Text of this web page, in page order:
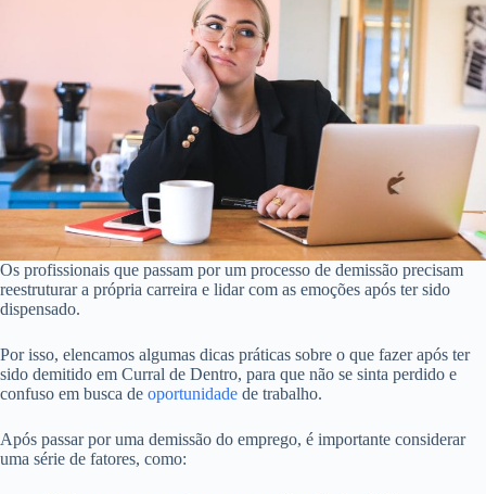
Os profissionais que passam por um processo de demissão precisam
reestruturar a própria carreira e lidar com as emoções após ter sido
dispensado.
Por isso, elencamos algumas dicas práticas sobre o que fazer após ter
sido demitido em Curral de Dentro, para que não se sinta perdido e
confuso em busca de oportunidade de trabalho.
Após passar por uma demissão do emprego, é importante considerar
uma série de fatores, como: